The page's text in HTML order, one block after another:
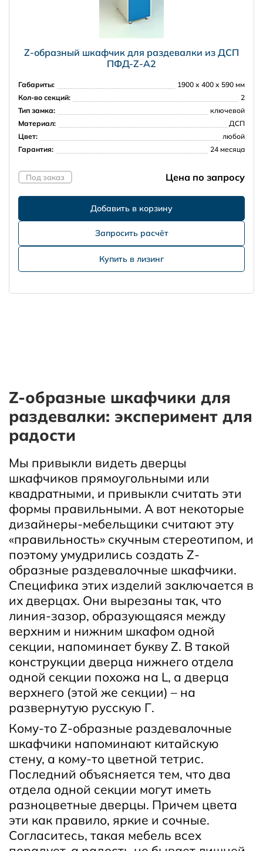
Z-образный шкафчик для раздевалки из ДСП
ПФД-Z-А2
Габариты:
1900 х 400 х 590 мм
Кол-во секций:
2
Тип замка:
ключевой
Материал:
ДСП
Цвет:
любой
Гарантия:
24 месяца
Под заказ Цена по запросу
Запросить расчёт
Купить в лизинг
Z-образные шкафчики для
раздевалки: эксперимент для
радости
Мы привыкли видеть дверцы
шкафчиков прямоугольными или
квадратными, и привыкли считать эти
формы правильными. А вот некоторые
дизайнеры-мебельщики считают эту
«правильность» скучным стереотипом, и
поэтому умудрились создать Z-
образные раздевалочные шкафчики.
Специфика этих изделий заключается в
их дверцах. Они вырезаны так, что
линия-зазор, образующаяся между
верхним и нижним шкафом одной
секции, напоминает букву Z. В такой
конструкции дверца нижнего отдела
одной секции похожа на L, а дверца
верхнего (этой же секции) – на
развернутую русскую Г.
Кому-то Z-образные раздевалочные
шкафчики напоминают китайскую
стену, а кому-то цветной тетрис.
Последний объясняется тем, что два
отдела одной секции могут иметь
разноцветные дверцы. Причем цвета
эти как правило, яркие и сочные.
Согласитесь, такая мебель всех